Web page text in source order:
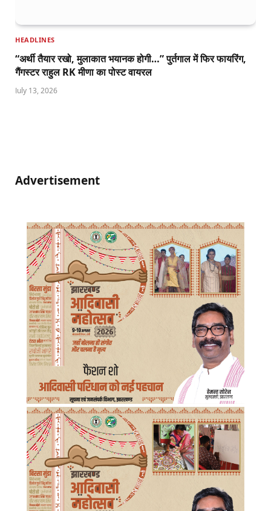
HEADLINES
“अर्थी तैयार रखो, मुलाकात भयानक होगी…” पुर्तगाल में फिर फायरिंग,
गैंगस्टर राहुल RK मीणा का पोस्ट वायरल
July 13, 2026
Advertisement